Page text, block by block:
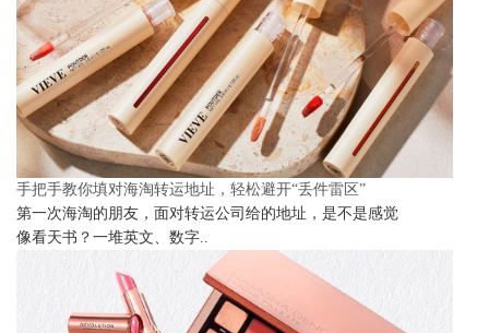
手把手教你填对海淘转运地址，轻松避开“丢件雷区”
第一次海淘的朋友，面对转运公司给的地址，是不是感觉
像看天书？一堆英文、数字..